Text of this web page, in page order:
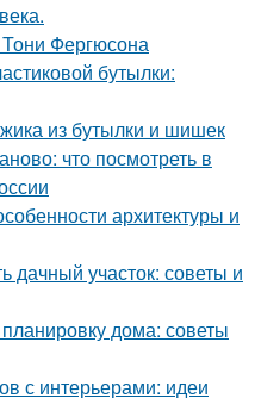
Фергюсона
бутылки:
из бутылки и шишек
что посмотреть в
архитектуры и
дачный участок: советы и
дома: советы
с интерьерами: идеи